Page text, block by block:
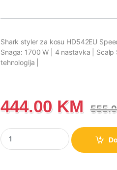
Shark styler za kosu HD542EU
Snaga: 1700 W | 4 nastavka |
tehnologija |
444.00 KM
Shark styler za kosu HD542EU